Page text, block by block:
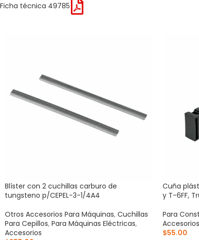
Ficha técnica 49785
Blíster con 2 cuchillas carburo de
tungsteno p/CEPEL-3-1/4A4
Otros Accesorios Para Máquinas, Cuchillas
Para Cepillos, Para Máquinas Eléctricas,
Accesorios
Cuña
y T-6FF,
Para
Accesorios
$55.00